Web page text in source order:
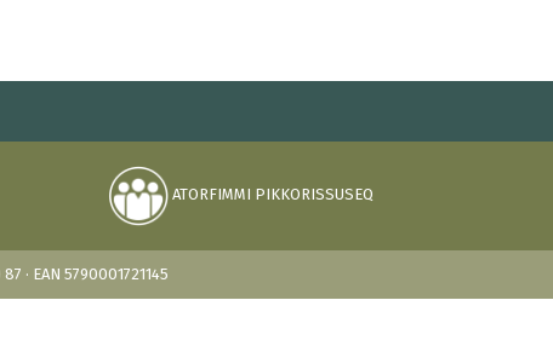
ATORFIMMI PIKKORISSUSEQ
· EAN 5790001721145